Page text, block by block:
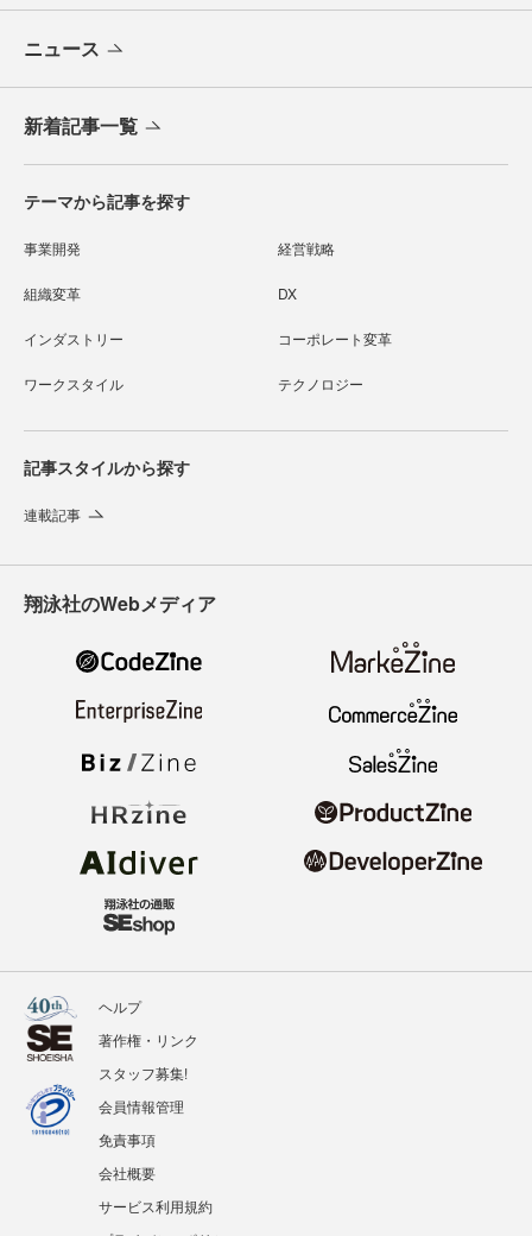
ニュース
新着記事一覧
テーマから記事を探す
事業開発 経営戦略
組織変革 DX
インダストリー コーポレート変革
ワークスタイル テクノロジー
記事スタイルから探す
連載記事
翔泳社のWebメディア
ヘルプ
著作権・リンク
スタッフ募集!
会員情報管理
免責事項
会社概要
サービス利用規約